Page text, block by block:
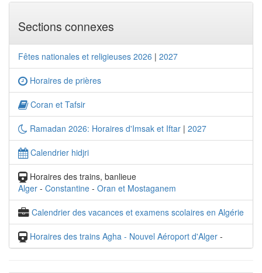
Sections connexes
Fêtes nationales et religieuses 2026 | 2027
Horaires de prières
Coran et Tafsir
Ramadan 2026: Horaires d'Imsak et Iftar | 2027
Calendrier hidjri
Horaires des trains, banlieue
Alger - Constantine - Oran et Mostaganem
Calendrier des vacances et examens scolaires en Algérie
Horaires des trains Agha - Nouvel Aéroport d'Alger -